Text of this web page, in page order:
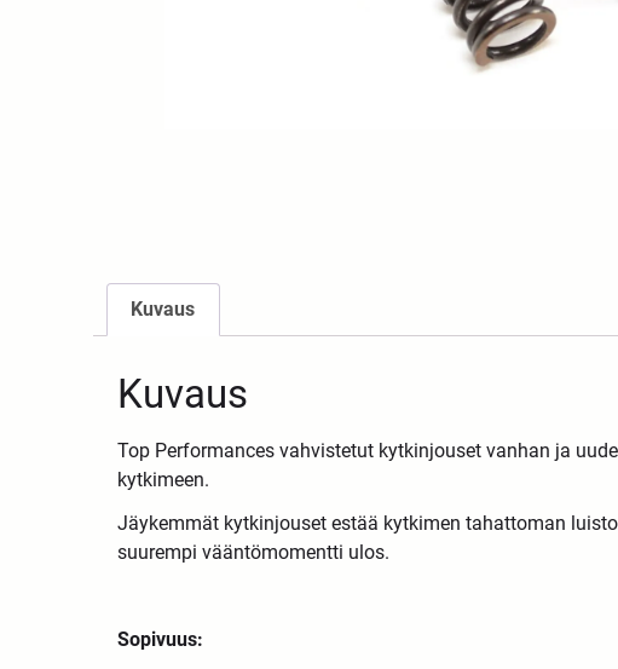
Kuvaus
Kuvaus
Top Performances vahvistetut kytkinjouset vanhan ja
kytkimeen.
Jäykemmät kytkinjouset estää kytkimen tahattoman luisto
suurempi vääntömomentti ulos.
Sopivuus: